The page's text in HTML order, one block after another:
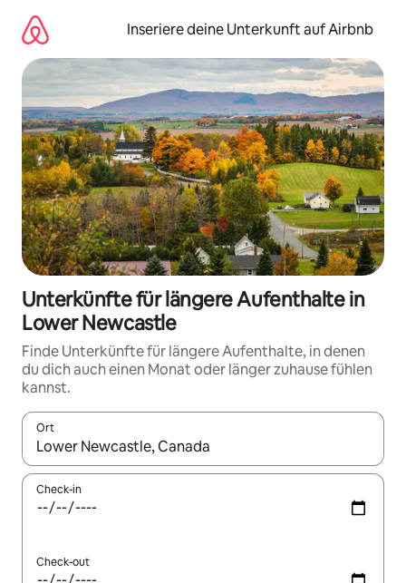
Inhalten
springen
Inseriere deine Unterkunft auf Airbnb
Unterkünfte für längere Aufenthalte in
Lower Newcastle
Finde Unterkünfte für längere Aufenthalte, in denen
du dich auch einen Monat oder länger zuhause fühlen
kannst.
Ort
Wenn Ergebnisse verfügbar sind, navigiere mit den
Check-in
Check-out